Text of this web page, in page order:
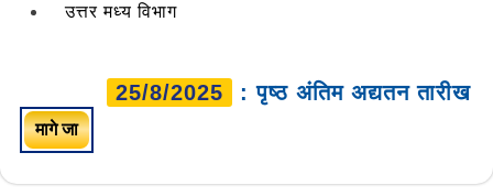
उत्तर मध्य विभाग
25/8/2025 : पृष्ठ अंतिम अद्यतन तारीख
मागे जा